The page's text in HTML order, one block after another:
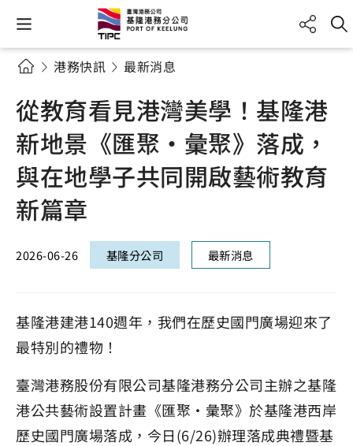
港務快訊 最新消息
從教育看見港灣美學！基隆港
新地景《匯聚‧彙聚》落成，
與在地學子共同開啟藝術教育
新篇章
2026-06-26 基隆分公司 最新消息
基隆港建港140週年，我們在歷史國門廣場迎來了
最特別的禮物！
臺灣港務股份有限公司基隆港務分公司主辦之基隆
港公共藝術設置計畫《匯聚‧彙聚》於基隆港西岸
歷史國門廣場落成，今日(6/26)辦理落成典禮暨基